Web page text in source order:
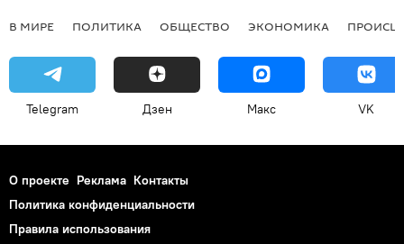
В МИРЕ ПОЛИТИКА ОБЩЕСТВО ЭКОНОМИКА
Telegram Дзен Макс VK
О проекте Реклама Контакты
Политика конфиденциальности
Правила использования